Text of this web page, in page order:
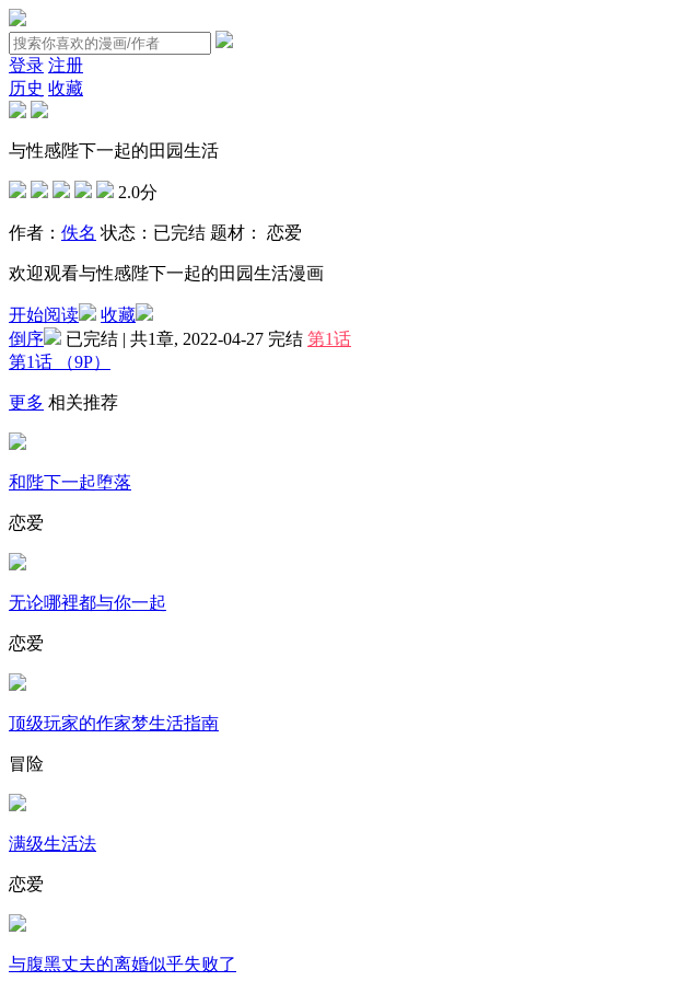
登录 注册
历史 收藏
与性感陛下一起的田园生活
2.0分
作者： 佚名 状态： 已完结 题材： 恋爱
欢迎观看与性感陛下一起的田园生活漫画
开始阅读
收藏
倒序
已完结 | 共1章, 2022-04-27 完结 第1话
第1话
（9P）
更多 相关推荐
和陛下一起堕落
恋爱
无论哪裡都与你一起
恋爱
顶级玩家的作家梦生活指南
冒险
满级生活法
恋爱
与腹黑丈夫的离婚似乎失败了